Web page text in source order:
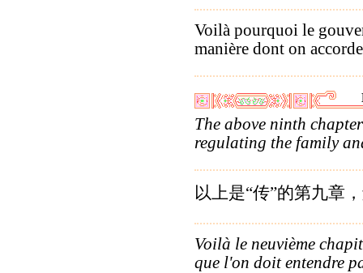
Voilà pourquoi le
manière dont on
The above ninth
regulating the family
以上是“传”的第九章
Voilà le neuvième
que l'on doit entendre